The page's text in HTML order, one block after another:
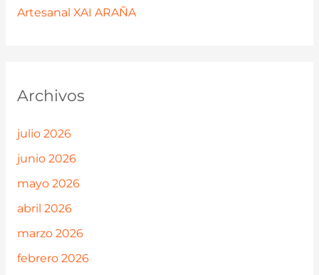
Artesanal XAI ARAÑA
Archivos
julio 2026
junio 2026
mayo 2026
abril 2026
marzo 2026
febrero 2026